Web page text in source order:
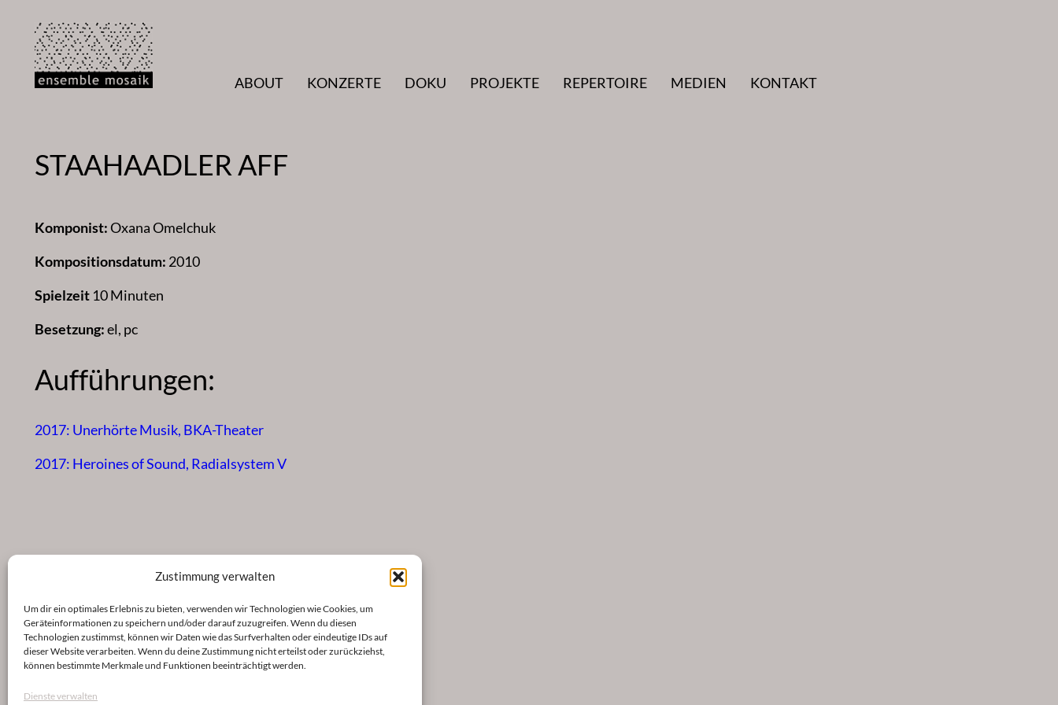
Zustimmung verwalten
Um dir ein optimales Erlebnis zu bieten, verwenden wir Technologien wie Cookies, um
Geräteinformationen zu speichern und/oder darauf zuzugreifen. Wenn du diesen
Technologien zustimmst, können wir Daten wie das Surfverhalten oder eindeutige IDs auf
dieser Website verarbeiten. Wenn du deine Zustimmung nicht erteilst oder zurückziehst,
können bestimmte Merkmale und Funktionen beeinträchtigt werden.
Dienste verwalten
Inhalt
springen
ABOUT
KONZERTE DOKU PROJEKTE REPERTOIRE MEDIEN KONTAKT
STAAHAADLER AFF
Komponist:Oxana Omelchuk
Kompositionsdatum: 2010
Spielzeit 10 Minuten
Besetzung:el, pc
Aufführungen:
2017: Unerhörte Musik, BKA-Theater
2017: Heroines of Sound, Radialsystem V